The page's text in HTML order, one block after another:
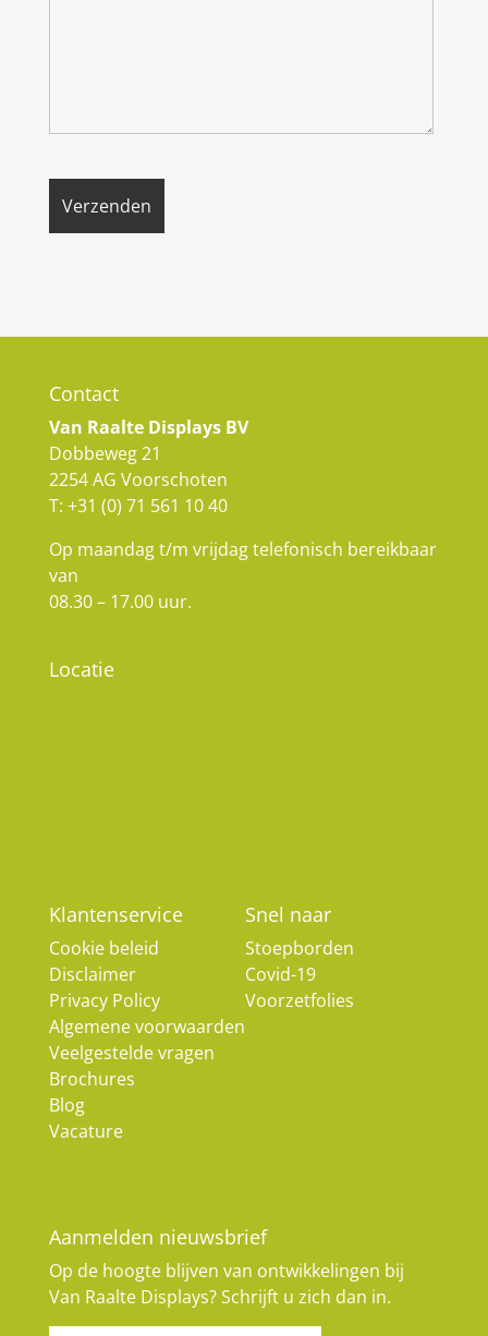
Contact
Van Raalte Displays BV
Dobbeweg 21
2254 AG Voorschoten
T: +31 (0) 71 561 10 40
Op maandag t/m vrijdag telefonisch bereikbaar
van
08.30 – 17.00 uur.
Locatie
Klantenservice
Cookie beleid
Disclaimer
Privacy Policy
Algemene voorwaarden
Veelgestelde vragen
Brochures
Blog
Vacature
Snel naar
Stoepborden
Covid-19
Voorzetfolies
Aanmelden nieuwsbrief
Op de hoogte blijven van ontwikkelingen bij
Van Raalte Displays? Schrijft u zich dan in.